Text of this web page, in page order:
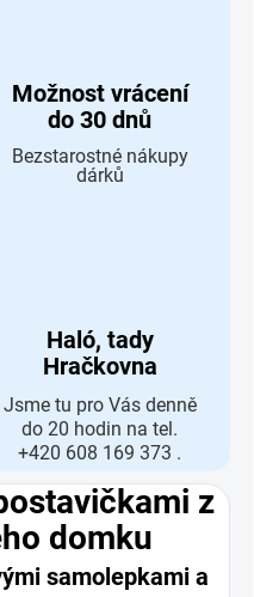
Možnost vrácení
do 30 dnů
Bezstarostné nákupy
dárků
Haló, tady
Hračkovna
Jsme tu pro Vás denně
do 20 hodin na tel.
+420 608 169 373 .
z
domku
samolepkami a